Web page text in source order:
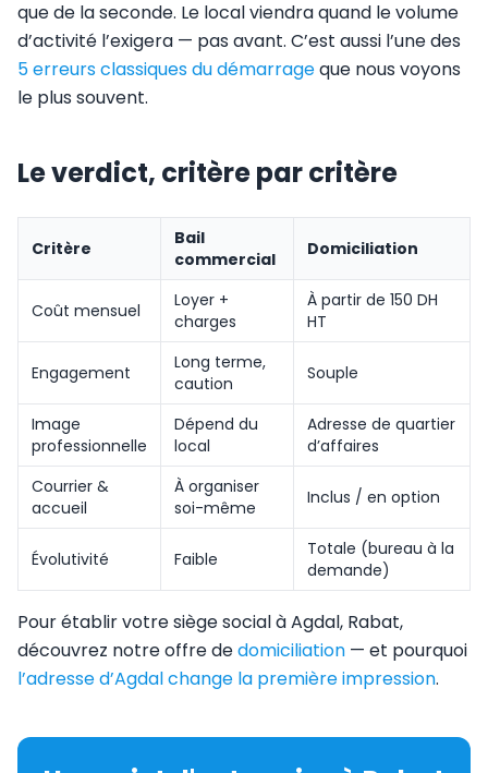
que de la seconde. Le local viendra quand le volume
d’activité l’exigera — pas avant. C’est aussi l’une des
5 erreurs classiques du démarrageque nous voyons
le plus souvent.
Le verdict, critère par critère
Critère
Bail
commercial
Domiciliation
Coût mensuel
Loyer +
charges
À partir de 150 DH
HT
Engagement
Long terme,
caution
Souple
Image
professionnelle
Dépend du
local
Adresse de quartier
d’affaires
Courrier &
accueil
À organiser
soi-même
Inclus / en option
Évolutivité Faible
Totale (bureau à la
demande)
Pour établir votre siège social à Agdal, Rabat,
découvrez notre offre dedomiciliation — et pourquoi
l’adresse d’Agdal change la première impression.